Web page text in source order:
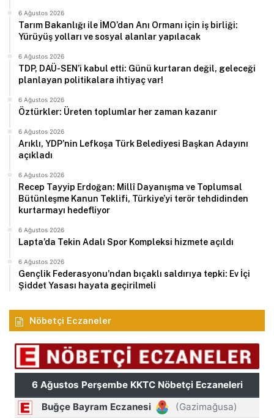
6 Ağustos 2026
Tarım Bakanlığı ile İMO’dan Anı Ormanı için iş birliği:
Yürüyüş yolları ve sosyal alanlar yapılacak
6 Ağustos 2026
TDP, DAÜ-SEN’i kabul etti: Günü kurtaran değil, geleceği
planlayan politikalara ihtiyaç var!
6 Ağustos 2026
Öztürkler: Üreten toplumlar her zaman kazanır
6 Ağustos 2026
Arıklı, YDP’nin Lefkoşa Türk Belediyesi Başkan Adayını
açıkladı
6 Ağustos 2026
Recep Tayyip Erdoğan: Millî Dayanışma ve Toplumsal
Bütünleşme Kanun Teklifi, Türkiye’yi terör tehdidinden
kurtarmayı hedefliyor
6 Ağustos 2026
Lapta’da Tekin Adalı Spor Kompleksi hizmete açıldı
6 Ağustos 2026
Gençlik Federasyonu’ndan bıçaklı saldırıya tepki: Ev İçi
Şiddet Yasası hayata geçirilmeli
Nöbetçi Eczaneler